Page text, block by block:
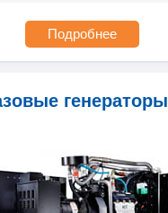
Подробнее
генераторы